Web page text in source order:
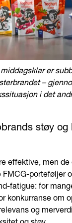
er
–
i det
støy og
effektive, men de
FMCG-porteføljer
fatigue: for
konkurranse om
og